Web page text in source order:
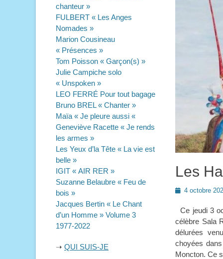
Les
Posted4 octobre
Ce jeudi 3
célèbre Sala
délurées
choyées
Moncton. Ce
chanteur »
FULBERT « Les Anges
Nomades »
Marion Cousineau
« Présences »
Tom Poisson « Garçon(s) »
Julie Campiche solo
« Unspoken »
LEO FERRÉ Pour tout bagage
Bruno BREL « Chanter »
Maïa « Je pleure aussi «
Geneviève Racette « Je rends
les armes »
Les Yeux d’la Tête « La vie est
belle »
IGIT « AIR RER »
Suzanne Belaubre « Feu de
bois »
Jacques Bertin « Le Chant
d’un Homme » Volume 3
1977-2022
➝ QUI SUIS-JE